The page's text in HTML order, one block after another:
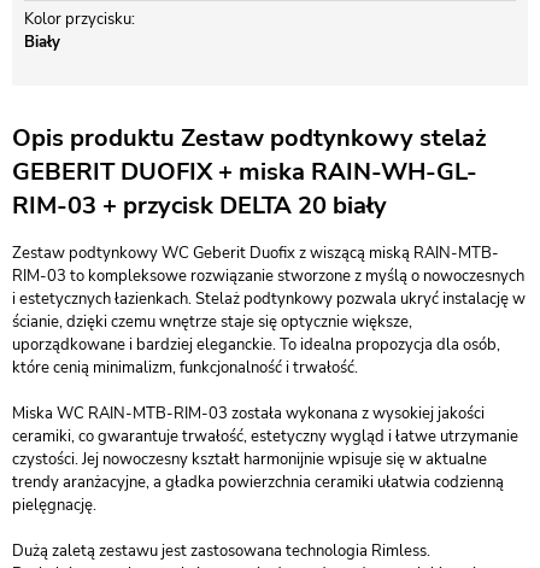
Kolor przycisku
Biały
Opis produktu Zestaw podtynkowy stelaż
GEBERIT DUOFIX + miska RAIN-WH-GL-
RIM-03 + przycisk DELTA 20 biały
Zestaw podtynkowy WC Geberit Duofix z wiszącą miską RAIN-MTB-
RIM-03 to kompleksowe rozwiązanie stworzone z myślą o nowoczesnych
i estetycznych łazienkach. Stelaż podtynkowy pozwala ukryć instalację w
ścianie, dzięki czemu wnętrze staje się optycznie większe,
uporządkowane i bardziej eleganckie. To idealna propozycja dla osób,
które cenią minimalizm, funkcjonalność i trwałość.
Miska WC RAIN-MTB-RIM-03 została wykonana z wysokiej jakości
ceramiki, co gwarantuje trwałość, estetyczny wygląd i łatwe utrzymanie
czystości. Jej nowoczesny kształt harmonijnie wpisuje się w aktualne
trendy aranżacyjne, a gładka powierzchnia ceramiki ułatwia codzienną
pielęgnację.
Dużą zaletą zestawu jest zastosowana technologia Rimless.